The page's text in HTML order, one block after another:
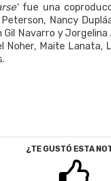
fue una
Nancy
Navarro y
Noher, Maite Lanata,
¿TE GUSTÓ ESTA